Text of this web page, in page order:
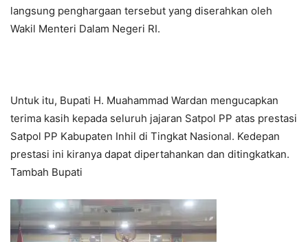
langsung penghargaan tersebut yang diserahkan oleh
Wakil Menteri Dalam Negeri RI.
Untuk itu, Bupati H. Muahammad Wardan mengucapkan
terima kasih kepada seluruh jajaran Satpol PP atas prestasi
Satpol PP Kabupaten Inhil di Tingkat Nasional. Kedepan
prestasi ini kiranya dapat dipertahankan dan ditingkatkan.
Tambah Bupati